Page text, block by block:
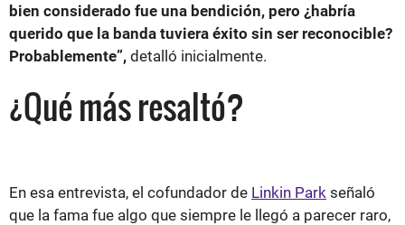
bien considerado fue una bendición, pero ¿habría
querido que la banda tuviera éxito sin ser reconocible?
Probablemente”, detalló inicialmente.
¿Qué más resaltó?
En esa entrevista, el cofundador de Linkin Park señaló
que la fama fue algo que siempre le llegó a parecer raro,